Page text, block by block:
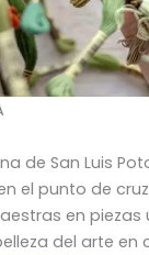
de San Luis
el punto de
en piezas
del arte en